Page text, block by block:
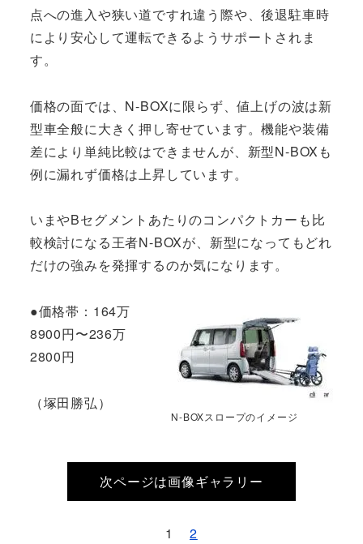
点への進入や狭い道ですれ違う際や、後退駐車時
により安心して運転できるようサポートされま
す。
価格の面では、N-BOXに限らず、値上げの波は新
型車全般に大きく押し寄せています。機能や装備
差により単純比較はできませんが、新型N-BOXも
例に漏れず価格は上昇しています。
いまやBセグメントあたりのコンパクトカーも比
較検討になる王者N-BOXが、新型になってもどれ
だけの強みを発揮するのか気になります。
N-BOXスロープのイメージ
●価格帯：164万
8900円〜236万
2800円
（塚田勝弘）
次ページは画像ギャラリー
1 2